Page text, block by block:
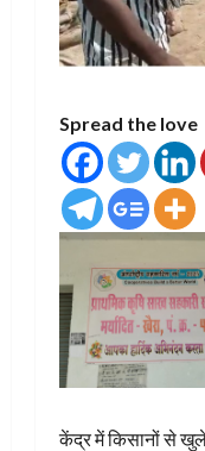
Spread the love
केंद्र में किसानों से